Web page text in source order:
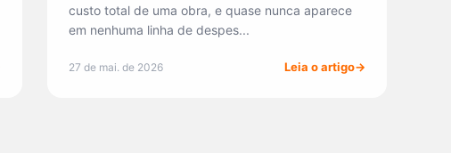
custo total de uma obra, e quase nunca aparece
em nenhuma linha de despes...
27 de mai. de 2026 Leia o artigo